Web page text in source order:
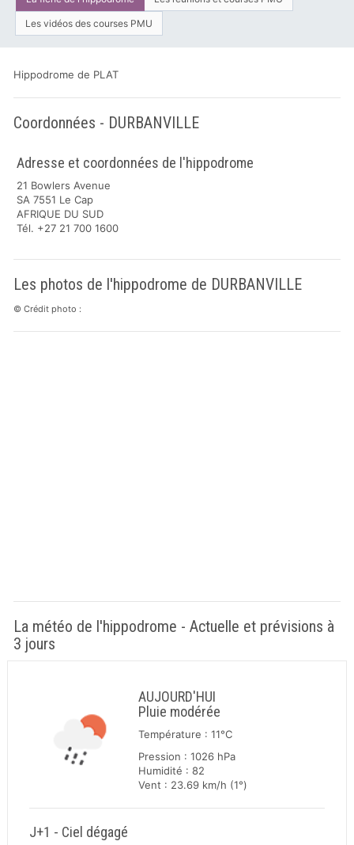
Les vidéos des courses PMU
Hippodrome de PLAT
Coordonnées - DURBANVILLE
Adresse et coordonnées de l'hippodrome
21 Bowlers Avenue
SA 7551 Le Cap
AFRIQUE DU SUD
Tél. +27 21 700 1600
Les photos de l'hippodrome de DURBANVILLE
© Crédit photo :
La météo de l'hippodrome - Actuelle et prévisions à
3 jours
AUJOURD'HUI
Pluie modérée
Température : 11°C
Pression : 1026 hPa
Humidité : 82
Vent : 23.69 km/h (1°)
J+1 - Ciel dégagé